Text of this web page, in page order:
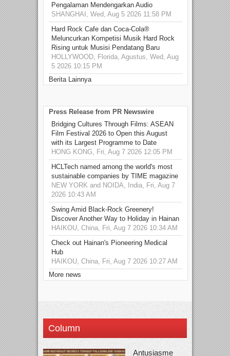
Pengalaman Mendengarkan Audio
SHANGHAI, Wed, Aug 5 2026 11:58 PM
Hard Rock Cafe dan Coca-Cola®
Meluncurkan Kompetisi Musik Hard Rock
Rising untuk Musisi Pendatang Baru
HOLLYWOOD, Florida, Agustus, Wed, Aug
5 2026 10:15 PM
Berita Lainnya
Press Release from PR Newswire
Bridging Cultures Through Films: ASEAN
Film Festival 2026 to Open this August
with its Largest Programme to Date
HONG KONG, Fri, Aug 7 2026 12:05 PM
HCLTech named among the world's most
sustainable companies by TIME magazine
NEW YORK and NOIDA, India, Fri, Aug 7
2026 10:43 AM
Swing Amid Black‑Rock Greenery!
Discover Another Way to Holiday in Hainan
HAIKOU, China, Fri, Aug 7 2026 10:34 AM
Check out Hainan's Pioneering Medical
Hub
HAIKOU, China, Fri, Aug 7 2026 10:27 AM
More news
Column
Antusiasme